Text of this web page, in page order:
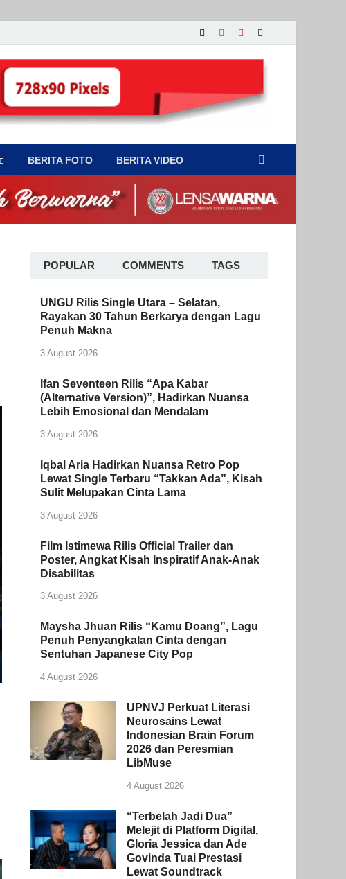
BERITA FOTO BERITA VIDEO
POPULAR COMMENTS TAGS
UNGU Rilis Single Utara – Selatan,
Rayakan 30 Tahun Berkarya dengan Lagu
Penuh Makna
3 August 2026
Ifan Seventeen Rilis “Apa Kabar
(Alternative Version)”, Hadirkan Nuansa
Lebih Emosional dan Mendalam
3 August 2026
Iqbal Aria Hadirkan Nuansa Retro Pop
Lewat Single Terbaru “Takkan Ada”, Kisah
Sulit Melupakan Cinta Lama
3 August 2026
Film Istimewa Rilis Official Trailer dan
Poster, Angkat Kisah Inspiratif Anak-Anak
Disabilitas
3 August 2026
Maysha Jhuan Rilis “Kamu Doang”, Lagu
Penuh Penyangkalan Cinta dengan
Sentuhan Japanese City Pop
4 August 2026
UPNVJ Perkuat Literasi
Neurosains Lewat
Indonesian Brain Forum
2026 dan Peresmian
LibMuse
4 August 2026
“Terbelah Jadi Dua”
Melejit di Platform Digital,
Gloria Jessica dan Ade
Govinda Tuai Prestasi
Lewat Soundtrack